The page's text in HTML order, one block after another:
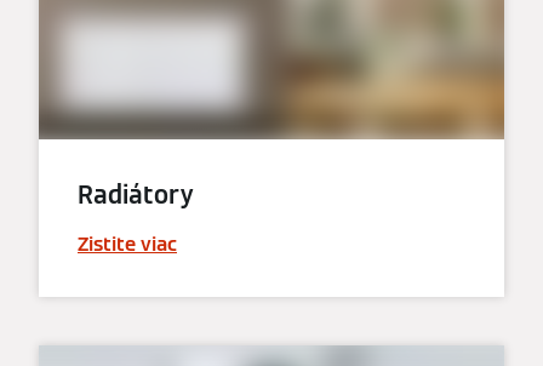
Radiátory
Zistite viac